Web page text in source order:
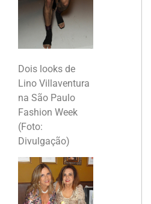
Dois looks de
Lino Villaventura
na São Paulo
Fashion Week
(Foto:
Divulgação)